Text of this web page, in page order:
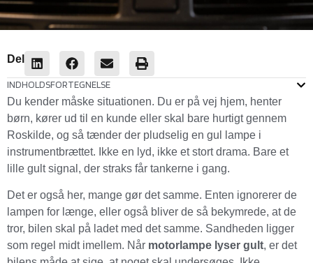
Del
INDHOLDSFORTEGNELSE
Du kender måske situationen. Du er på vej hjem, henter
børn, kører ud til en kunde eller skal bare hurtigt gennem
Roskilde, og så tænder der pludselig en gul lampe i
instrumentbrættet. Ikke en lyd, ikke et stort drama. Bare et
lille gult signal, der straks får tankerne i gang.
Det er også her, mange gør det samme. Enten ignorerer de
lampen for længe, eller også bliver de så bekymrede, at de
tror, bilen skal på ladet med det samme. Sandheden ligger
som regel midt imellem. Når motorlampe lyser gult, er det